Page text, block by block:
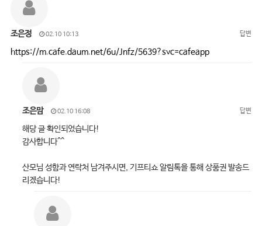
조은정 02.10 10:13 답변
https://m.cafe.daum.net/6u/Jnfz/5639?svc=cafeapp
조은맘 02.10 16:08 답변
해당 글 확인되었습니다!
감사합니다^^
산모님 성함과 연락처 남겨주시면, 기프티쇼 알림톡을 통해 상품권 발송드
리겠습니다!